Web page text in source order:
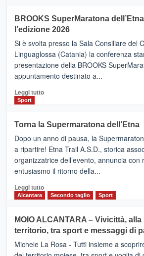
con
la
Al
via
i
collegamenti
BROOKS SuperMaratona
l’edizione 2026
Si è svolta presso la Sala Consiliare del
Linguaglossa (Catania) la conferenza
presentazione della BROOKS
appuntamento destinato a...
Leggi tuttoLeggi
BROOKS
SuperMaratona
dell’Etna,
presentata
l’edizione
2026
Sport
Torna la Supermaratona dell’Etna
Dopo un anno di pausa, la
a ripartire! Etna Trail A.S.D., storica
organizzatrice dell’evento, annuncia con
entusiasmo il ritorno della...
Leggi tuttoLeggi
Torna
la
Supermaratona
dell’Etna
Alcantara Secondo taglio Sport
MOIO ALCANTARA – Vivicittà,
territorio, tra sport e messaggi di
Michele La Rosa - Tutti insieme a